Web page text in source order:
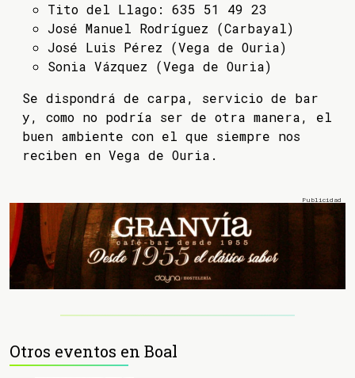
Tito del Llago: 635 51 49 23
José Manuel Rodríguez (Carbayal)
José Luis Pérez (Vega de Ouria)
Sonia Vázquez (Vega de Ouria)
Se dispondrá de carpa, servicio de bar
y, como no podría ser de otra manera, el
buen ambiente con el que siempre nos
reciben en Vega de Ouria.
Otros eventos en Boal